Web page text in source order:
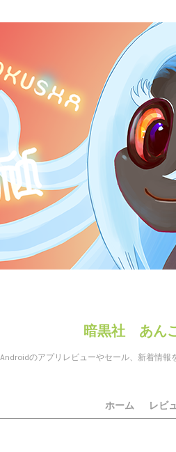
暗黒社 あん
Androidのアプリレビューやセール、新着情
ホーム レビ